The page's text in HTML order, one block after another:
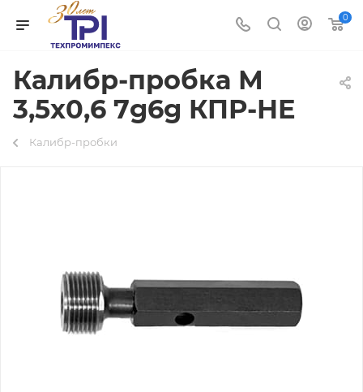
0
Калибр-пробка М
3,5х0,6 7g6g КПР-НЕ
Калибр-пробки